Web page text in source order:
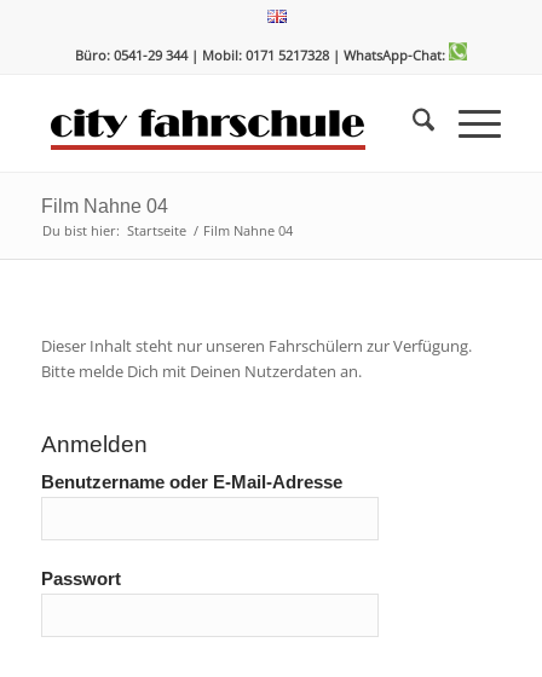
Büro: 0541-29 344 | Mobil: 0171 5217328 | WhatsApp-Chat:
Film Nahne 04
Du bist hier: Startseite / Film Nahne 04
Dieser Inhalt steht nur unseren Fahrschülern zur Verfügung.
Bitte melde Dich mit Deinen Nutzerdaten an.
Anmelden
Benutzername oder E-Mail-Adresse
Passwort